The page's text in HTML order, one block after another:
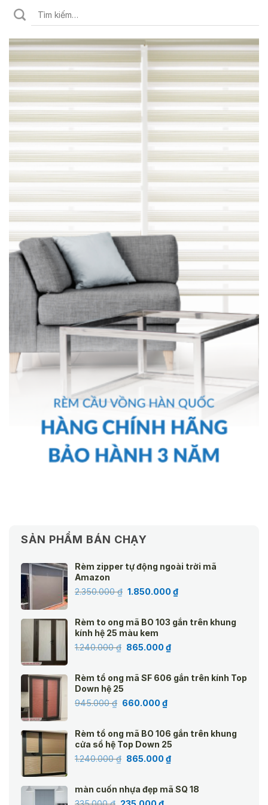
SẢN PHẨM BÁN CHẠY
Rèm zipper tự động ngoài trời mã
Amazon
2.350.000₫ Giá
2.350.000 ₫.
1.850.000₫Giá
là:
Rèm to ong mã BO 103 gắn trên khung
kính hệ 25 màu kem
1.240.000₫ Giá
1.240.000 ₫.
865.000₫Giá
là:
Rèm tổ ong mã SF 606 gắn trên kính Top
Down hệ 25
945.000₫ Giá
945.000 ₫.
660.000₫Giá
là:
660.000 ₫.
Rèm tổ ong mã BO 106 gắn trên khung
cửa sổ hệ Top Down 25
1.240.000₫ Giá
1.240.000 ₫.
865.000₫Giá
là:
màn cuốn nhựa đẹp mã SQ 18